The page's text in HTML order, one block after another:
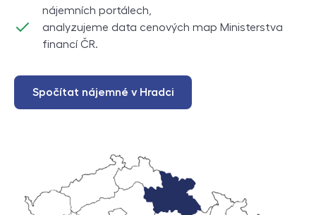
nájemních portálech,
analyzujeme data cenových map Ministerstva
financí ČR.
Spočítat nájemné v Hradci